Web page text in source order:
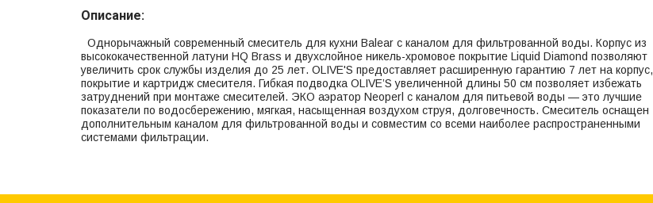
Описание:
Однорычажный современный смеситель для кухни Balear с каналом для фильтрованной воды. Корпус из
высококачественной латуни HQ Brass и двухслойное никель-хромовое покрытие Liquid Diamond позволяют
увеличить срок службы изделия до 25 лет. OLIVE'S предоставляет расширенную гарантию 7 лет на корпус,
покрытие и картридж смесителя. Гибкая подводка OLIVE’S увеличенной длины 50 см позволяет избежать
затруднений при монтаже смесителей. ЭКО аэратор Neoperl с каналом для питьевой воды — это лучшие
показатели по водосбережению, мягкая, насыщенная воздухом струя, долговечность. Смеситель оснащен
дополнительным каналом для фильтрованной воды и совместим со всеми наиболее распространенными
системами фильтрации.